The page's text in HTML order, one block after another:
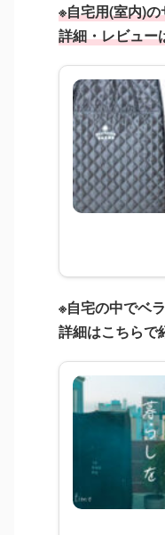
※自宅用(室内)
詳細・レビュー
※自宅の中でベ
詳細はこちらで